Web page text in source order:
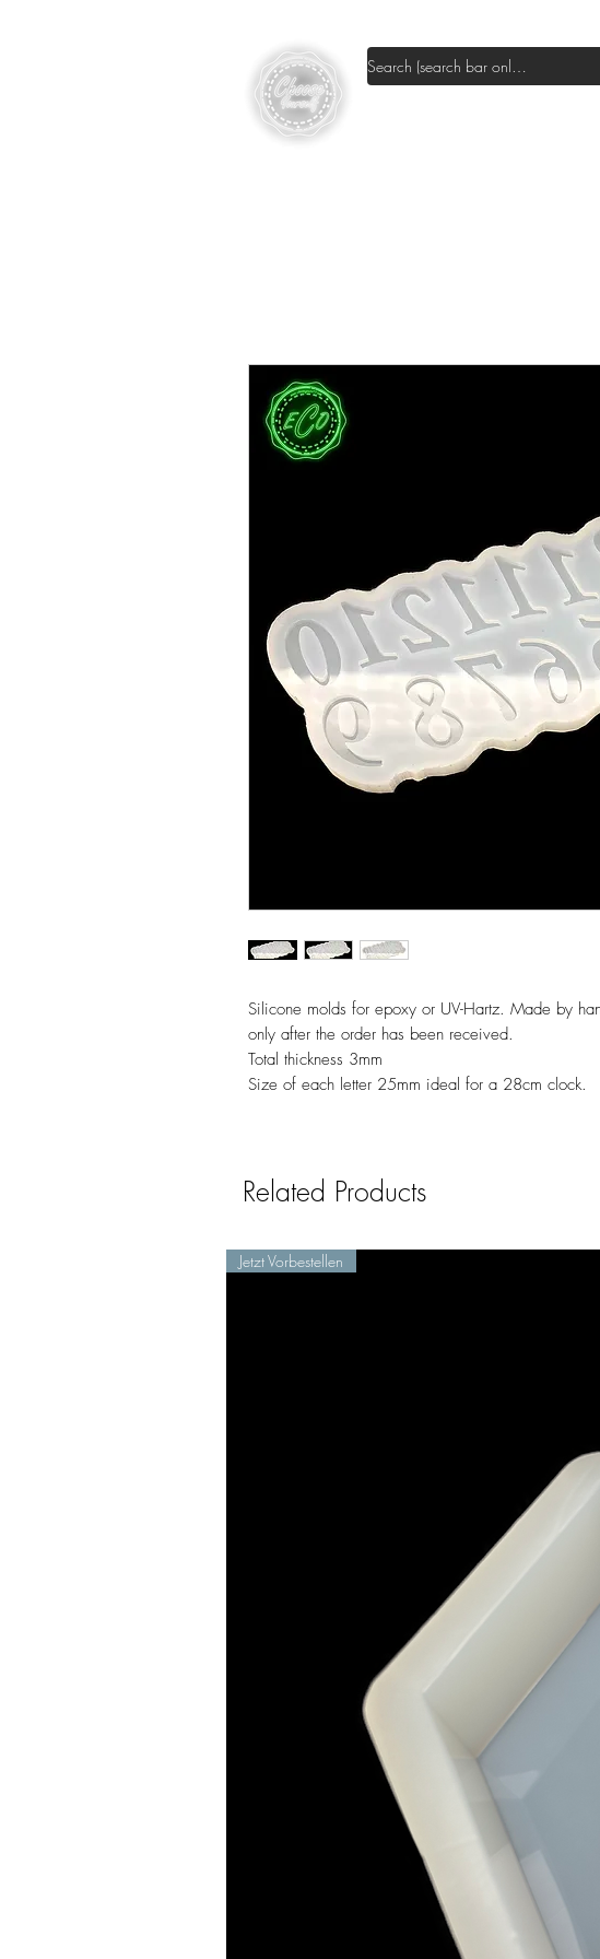
Silicone molds for epoxy or UV-Hartz. Made by
only after the order has been received.
Total thickness 3mm
Size of each letter 25mm ideal for a 28cm clock.
Related Products
Jetzt Vorbestellen